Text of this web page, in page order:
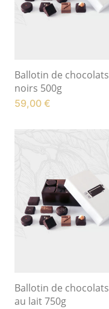
Ballotin de chocolats
noirs 500g
59,00 €
Ballotin de chocolats
au lait 750g